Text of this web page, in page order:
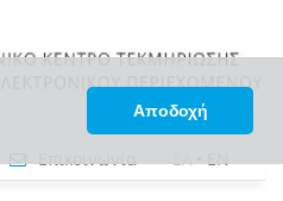
Αποδοχή
Επικοινωνία ΕΛ•EN